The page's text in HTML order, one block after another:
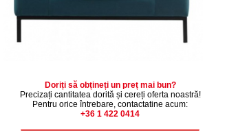
Doriți să obțineți un preț mai bun?
Precizați cantitatea dorită și cereți oferta noastră!
Pentru orice întrebare, contactatine acum:
+36 1 422 0414